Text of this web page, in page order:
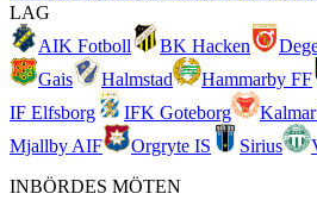
LAG
AIK Fotboll
BK Hacken
Gais
Halmstad Hammarby FF
IF Elfsborg
IFK Goteborg
Mjallby AIF
Orgryte IS Sirius
INBÖRDES MÖTEN